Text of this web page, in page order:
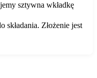
sztywna wkładkę
składania. Złożenie jest